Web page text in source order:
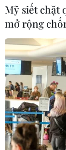
Kiểm tra
đoàn Công
Mỹ siết chặt
mở rộng